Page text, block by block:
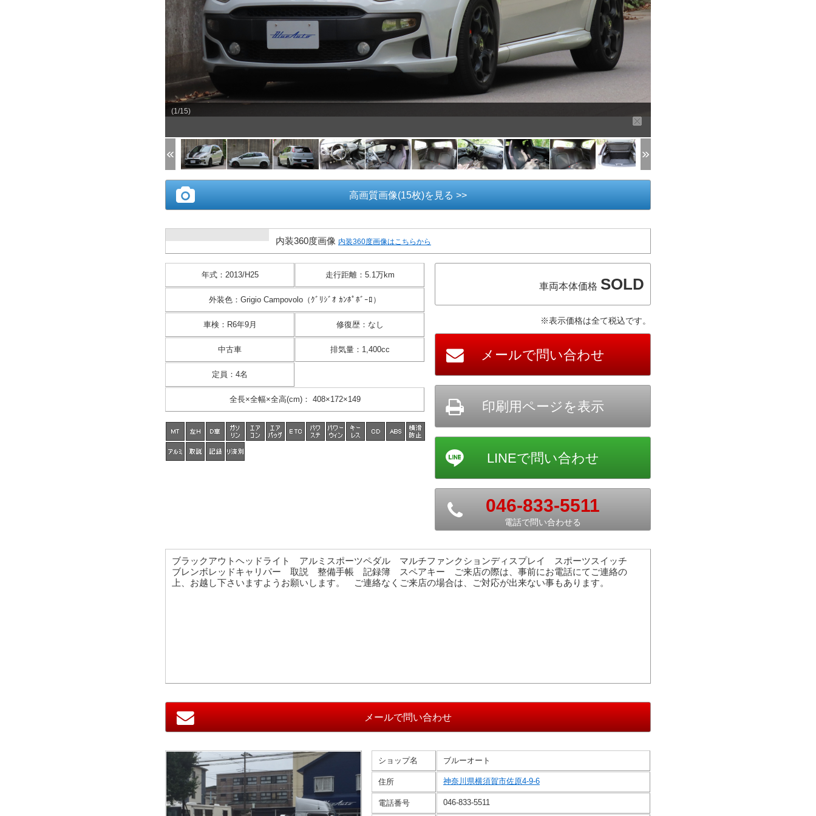
(1/15)
高画質画像(15枚)を見る >>
内装360度画像 内装360度画像はこちらから
年式： 2013/H25 走行距離： 5.1万km
外装色 ： Grigio Campovolo（ｸﾞﾘｼﾞｵ ｶﾝﾎﾟﾎﾞｰﾛ）
車検 ： R6年9月 修復歴： なし
中古車 排気量： 1,400cc
定員 ： 4名
全長×全幅×全高(cm)： 408×172×149
車両本体価格 SOLD
※表示価格は全て税込です。
046-833-5511
電話で問い合わせる
ブラックアウトヘッドライト アルミスポーツペダル マルチファンクションディスプレイ スポーツスイッチ
ブレンボレッドキャリパー 取説 整備手帳 記録簿 スペアキー ご来店の際は、事前にお電話にてご連絡の
上、お越し下さいますようお願いします。 ご連絡なくご来店の場合は、ご対応が出来ない事もあります。
ショップ名 ブルーオート
住所 神奈川県横須賀市佐原4-9-6
電話番号 046-833-5511